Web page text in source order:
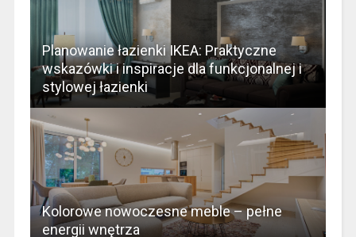
Planowanie łazienki IKEA: Praktyczne
wskazówki i inspiracje dla funkcjonalnej i
stylowej łazienki
Kolorowe nowoczesne meble – pełne
energii wnętrza